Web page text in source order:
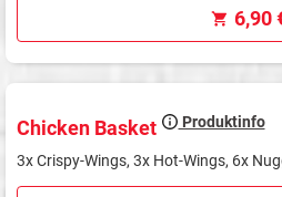
6,90
Chicken Basket Produktinfo
3x Crispy-Wings, 3x Hot-Wings, 6x